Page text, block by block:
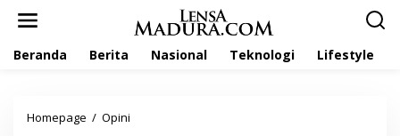
Beranda Berita Nasional Teknologi Lifestyle
Homepage / Opini